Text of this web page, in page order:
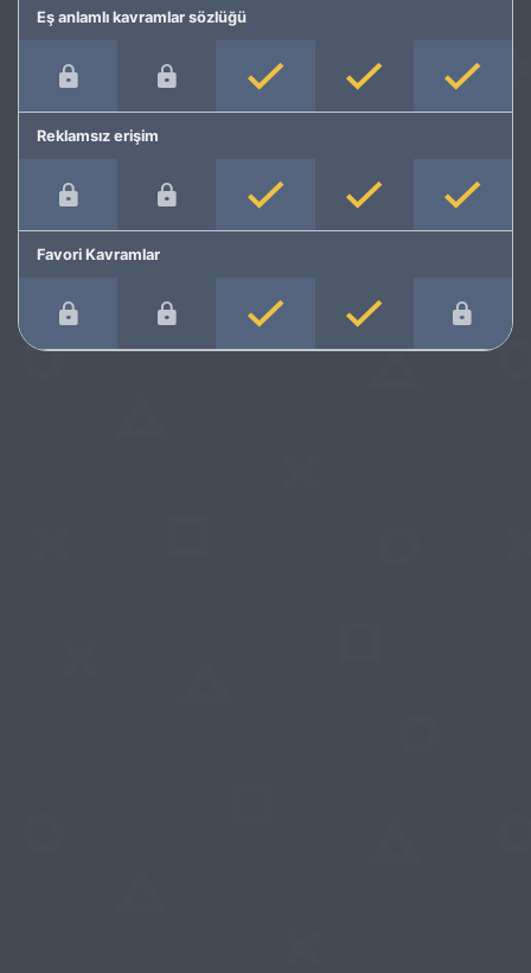
Eş anlamlı kavramlar sözlüğü
Reklamsız erişim
Favori Kavramlar